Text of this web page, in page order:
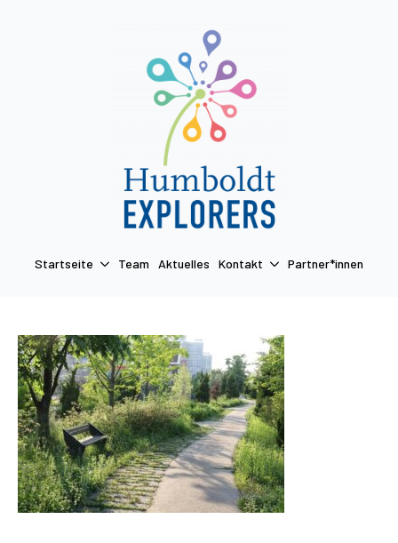
Startseite Team Aktuelles Kontakt Partner*innen
Team Aktuelles Kontakt
Termin anfragen